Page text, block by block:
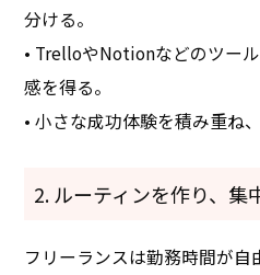
分ける。
• TrelloやNotionなどのツー
感を得る。
• 小さな成功体験を積み重ね
2. ルーティンを作り、集
フリーランスは勤務時間が